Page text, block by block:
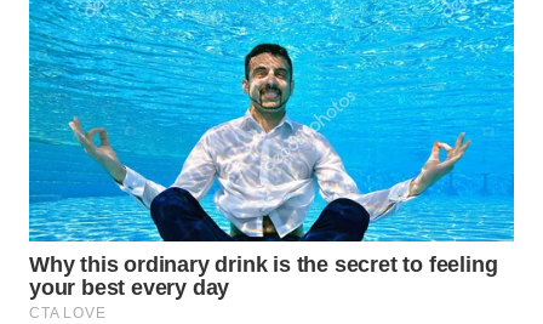
WN
KALBAR
WN
KALTENG
WN
KALTARA
WN
KALSEL